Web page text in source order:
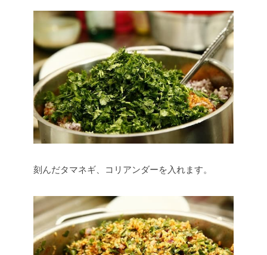
刻んだタマネギ、コリアンダーを入れます。